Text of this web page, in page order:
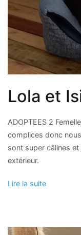
Lola et
ADOPTEES 2
complices donc
sont super câlines et
extérieur.
Lire la suite